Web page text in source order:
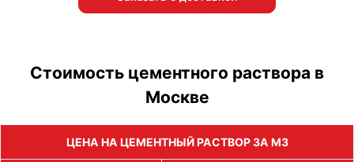
Стоимость цементного раствора в
Москве
ЦЕНА НА ЦЕМЕНТНЫЙ РАСТВОР ЗА М3